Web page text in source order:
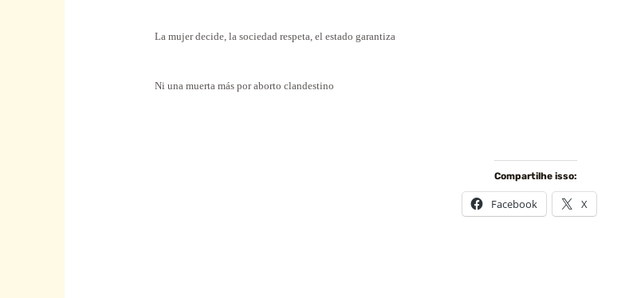
La mujer decide, la sociedad respeta, el estado garantiza
Ni una muerta más por aborto clandestino
Compartilhe isso:
Facebook X